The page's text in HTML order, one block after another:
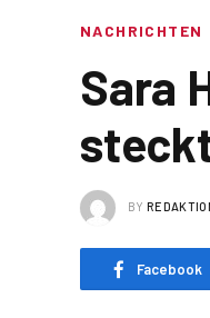
NACHRICHTEN
Sara
BY
Facebook